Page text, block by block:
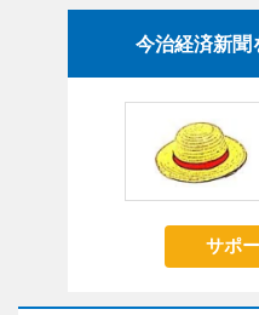
今治経済新聞
サポ